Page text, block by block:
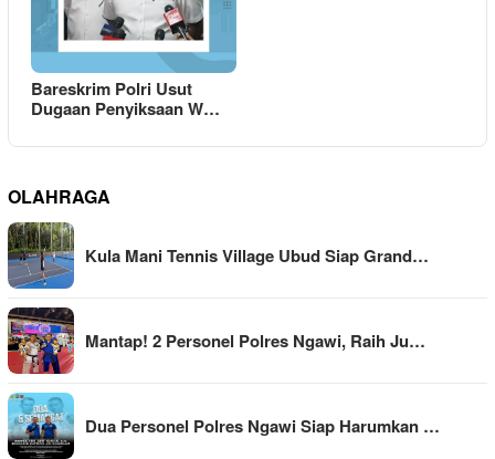
Bareskrim Polri Usut
Dugaan Penyiksaan W…
OLAHRAGA
Kula Mani Tennis Village Ubud Siap Grand…
Mantap! 2 Personel Polres Ngawi, Raih Ju…
Dua Personel Polres Ngawi Siap Harumkan …